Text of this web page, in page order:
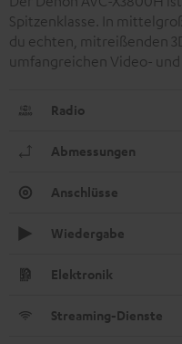
Spitzenklasse. In
du echten, mitreißenden
umfangreichen Video-
Radio
Abmessungen
Anschlüsse
Wiedergabe
Elektronik
Streaming-Dienste